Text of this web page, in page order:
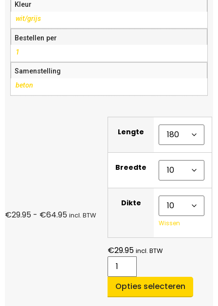
Kleur
wit/grijs
Bestellen per
1
Samenstelling
beton
€29.95 - €64.95 incl. BTW
Lengte
Breedte
Dikte
Wissen
€29.95 incl. BTW
Opties selecteren